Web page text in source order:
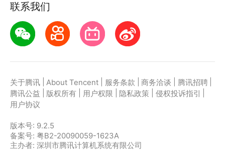
联系我们
关于腾讯 About Tencent 服务条款 商务洽谈 腾讯招聘
腾讯公益
版权所有 用户权限 隐私政策 侵权投诉指引
用户协议
版本号: 9.2.5
备案号: 粤B2-20090059-1623A
主办者: 深圳市腾讯计算机系统有限公司